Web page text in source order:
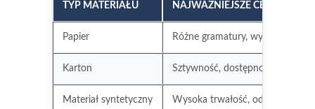
TYP MATERIAŁU NAJWAŻNIEJSZE CECHY
Papier Różne gramatury, wykończenia
Karton Sztywność, dostępność kolorów
Materiał syntetyczny Wysoka trwałość, odporność